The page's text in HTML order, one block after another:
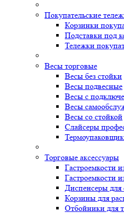
Покупательские
Корзинки
Подставки под
Тележки
Весы торговые
Весы без стойки
Весы подвесные
Весы с
Весы
Весы со стойкой
Слайсеры
Торговые аксессуары
Гастроемкости
Гастроемкости
Диспенсеры для
Корзины для
Отбойники для